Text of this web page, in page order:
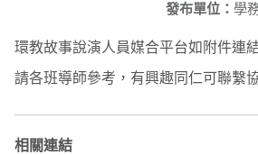
發布單位： 學
環教故事說演人員媒合平台如附件連
請各班導師參考，有興趣同仁可聯繫
相關連結